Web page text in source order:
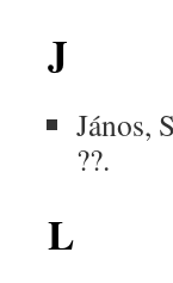
J
János,
??.
L